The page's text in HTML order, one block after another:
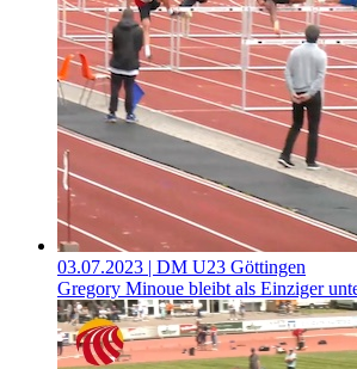
03.07.2023 | DM U23 Göttingen
Gregory Minoue bleibt als Einziger